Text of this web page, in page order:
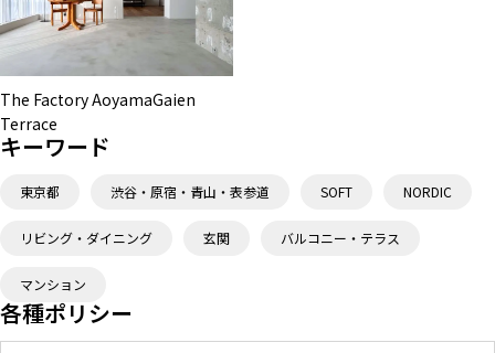
The Factory AoyamaGaien
Terrace
キーワード
東京都 渋谷・原宿・青山・表参道 SOFT NORDIC
リビング・ダイニング 玄関 バルコニー・テラス
マンション
各種ポリシー